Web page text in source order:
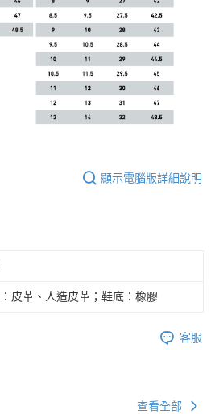
顯示電腦版詳細說明
皮革、人造皮革；鞋底：橡膠
客服
查看全部